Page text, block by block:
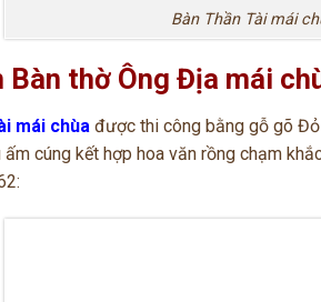
Bàn Thần Tài mái
thờ Ông Địa mái
mái chùa được thi công bằng gỗ gõ
cúng kết hợp hoa văn rồng chạm